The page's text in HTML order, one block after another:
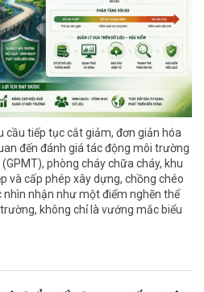
cầu tiếp tục cắt giảm, đơn giản hóa
đến đánh giá tác động môi trường
phòng cháy chữa cháy, khu
và cấp phép xây dựng, chồng chéo
nhận như một điểm nghẽn thể
không chỉ là vướng mắc biểu